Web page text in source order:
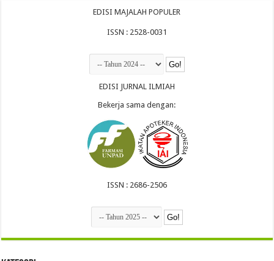
EDISI MAJALAH POPULER
ISSN : 2528-0031
EDISI JURNAL ILMIAH
Bekerja sama dengan:
ISSN : 2686-2506